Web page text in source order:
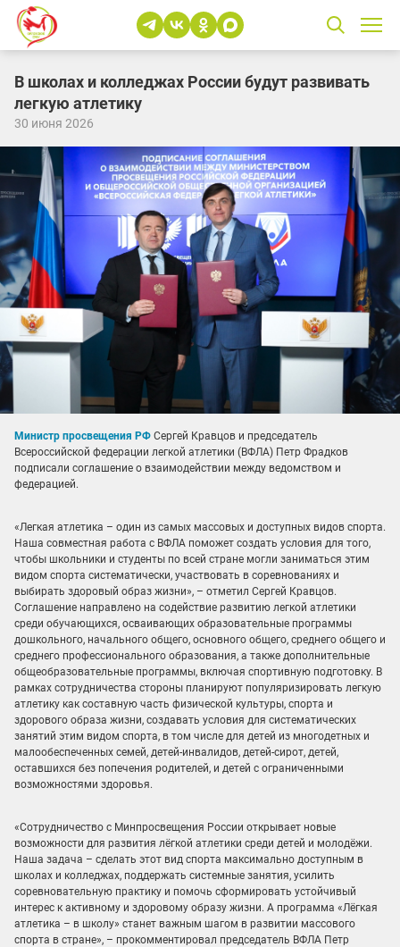
В школах и колледжах России будут развивать
легкую атлетику
30 июня 2026
Министр просвещения РФ Сергей Кравцов и председатель
Всероссийской федерации легкой атлетики (ВФЛА) Петр Фрадков
подписали соглашение о взаимодействии между ведомством и
федерацией.
«Легкая атлетика – один из самых массовых и доступных видов спорта.
Наша совместная работа с ВФЛА поможет создать условия для того,
чтобы школьники и студенты по всей стране могли заниматься этим
видом спорта систематически, участвовать в соревнованиях и
выбирать здоровый образ жизни», – отметил Сергей Кравцов.
Соглашение направлено на содействие развитию легкой атлетики
среди обучающихся, осваивающих образовательные программы
дошкольного, начального общего, основного общего, среднего общего и
среднего профессионального образования, а также дополнительные
общеобразовательные программы, включая спортивную подготовку. В
рамках сотрудничества стороны планируют популяризировать легкую
атлетику как составную часть физической культуры, спорта и
здорового образа жизни, создавать условия для систематических
занятий этим видом спорта, в том числе для детей из многодетных и
малообеспеченных семей, детей-инвалидов, детей-сирот, детей,
оставшихся без попечения родителей, и детей с ограниченными
возможностями здоровья.
«Сотрудничество с Минпросвещения России открывает новые
возможности для развития лёгкой атлетики среди детей и молодёжи.
Наша задача – сделать этот вид спорта максимально доступным в
школах и колледжах, поддержать системные занятия, усилить
соревновательную практику и помочь сформировать устойчивый
интерес к активному и здоровому образу жизни. А программа «Лёгкая
атлетика – в школу» станет важным шагом в развитии массового
спорта в стране», – прокомментировал председатель ВФЛА Петр